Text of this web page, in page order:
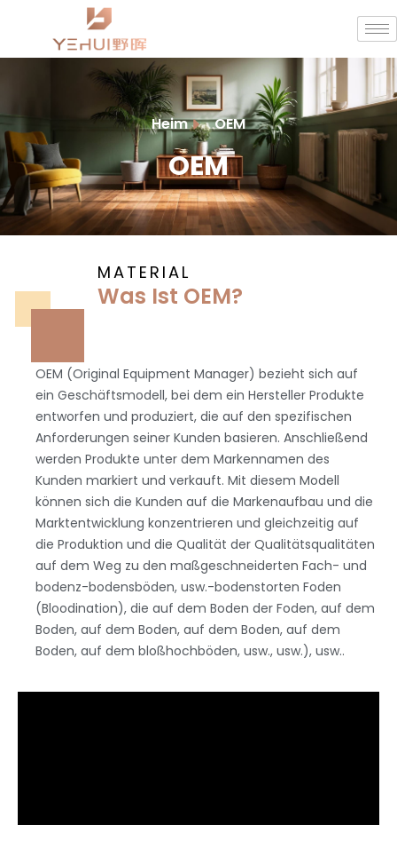
Heim OEM
OEM
MATERIAL
Was Ist OEM?
OEM (Original Equipment Manager) bezieht sich auf
ein Geschäftsmodell, bei dem ein Hersteller Produkte
entworfen und produziert, die auf den spezifischen
Anforderungen seiner Kunden basieren. Anschließend
werden Produkte unter dem Markennamen des
Kunden markiert und verkauft. Mit diesem Modell
können sich die Kunden auf die Markenaufbau und die
Marktentwicklung konzentrieren und gleichzeitig auf
die Produktion und die Qualität der Qualitätsqualitäten
auf dem Weg zu den maßgeschneiderten Fach- und
bodenz-bodensböden, usw.-bodenstorten Foden
(Bloodination), die auf dem Boden der Foden, auf dem
Boden, auf dem Boden, auf dem Boden, auf dem
Boden, auf dem bloßhochböden, usw., usw.), usw..